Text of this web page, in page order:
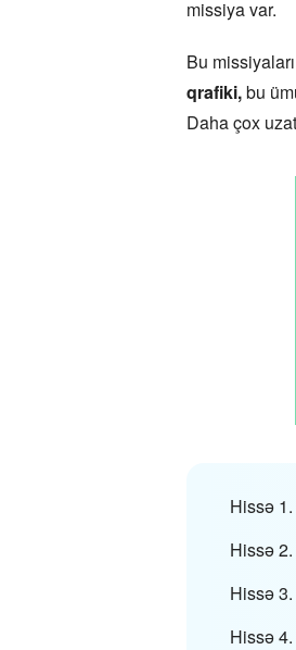
missiya var.
Bu
qrafiki,bu
Daha çox
Hissə 1.
Hissə
Hissə
Hissə